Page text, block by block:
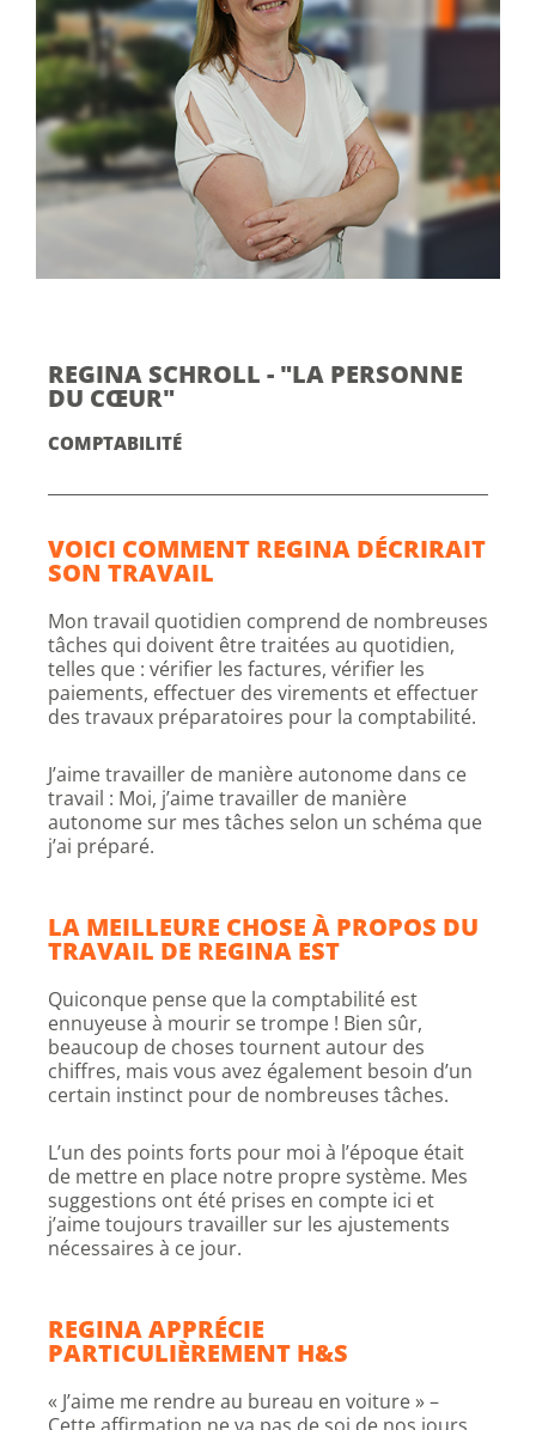
REGINA SCHROLL - "LA PERSONNE
DU CŒUR"
COMPTABILITÉ
VOICI COMMENT REGINA DÉCRIRAIT
SON TRAVAIL
Mon travail quotidien comprend de nombreuses
tâches qui doivent être traitées au quotidien,
telles que : vérifier les factures, vérifier les
paiements, effectuer des virements et effectuer
des travaux préparatoires pour la comptabilité.
J’aime travailler de manière autonome dans ce
travail : Moi, j’aime travailler de manière
autonome sur mes tâches selon un schéma que
j’ai préparé.
LA MEILLEURE CHOSE À PROPOS DU
TRAVAIL DE REGINA EST
Quiconque pense que la comptabilité est
ennuyeuse à mourir se trompe ! Bien sûr,
beaucoup de choses tournent autour des
chiffres, mais vous avez également besoin d’un
certain instinct pour de nombreuses tâches.
L’un des points forts pour moi à l’époque était
de mettre en place notre propre système. Mes
suggestions ont été prises en compte ici et
j’aime toujours travailler sur les ajustements
nécessaires à ce jour.
REGINA APPRÉCIE
PARTICULIÈREMENT H&S
« J’aime me rendre au bureau en voiture » –